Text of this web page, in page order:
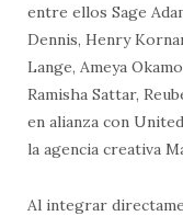
entre ellos Sage
Dennis, Henry
Lange, Ameya
Ramisha Sattar,
en alianza con
la agencia creativa
Al integrar